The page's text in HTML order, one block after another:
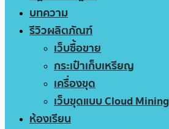
บทความ
รีวิวผลิตภัณฑ์
เว็บซื้อขาย
กระเป๋าเก็บเหรียญ
เครื่องขุด
เว็บขุดแบบ Cloud Mining
ห้องเรียน